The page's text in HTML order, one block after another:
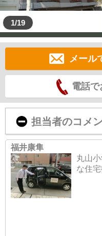
1/19
メール
電話
担当者のコメ
福井康隼
丸山
な住